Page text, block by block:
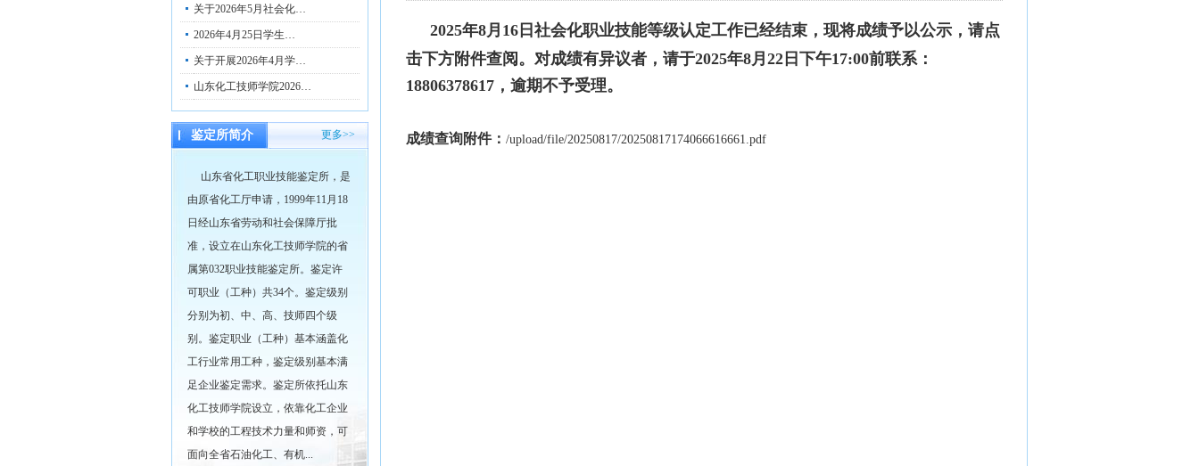
关于2026年5月社会化…
2026年4月25日学生…
关于开展2026年4月学…
山东化工技师学院2026…
鉴定所简介 更多>>
山东省化工职业技能鉴定所，是
由原省化工厅申请，1999年11月18
日经山东省劳动和社会保障厅批
准，设立在山东化工技师学院的省
属第032职业技能鉴定所。鉴定许
可职业（工种）共34个。鉴定级别
分别为初、中、高、技师四个级
别。鉴定职业（工种）基本涵盖化
工行业常用工种，鉴定级别基本满
足企业鉴定需求。鉴定所依托山东
化工技师学院设立，依靠化工企业
和学校的工程技术力量和师资，可
面向全省石油化工、有机...
2025年8月16日社会化职业技能等级认定工作已经结束，现将成绩予以公示，请点
击下方附件查阅。对成绩有异议者，请于2025年8月22日下午17:00前联系：
18806378617，逾期不予受理。
成绩查询附件： /upload/file/20250817/20250817174066616661.pdf